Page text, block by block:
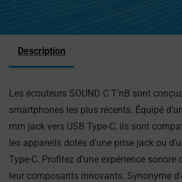
Description
Les écouteurs SOUND C T’nB sont
smartphones les plus récents. Équipé
mm jack vers USB Type-C, ils sont
les appareils dotés d’une prise jack ou
Type-C. Profitez d’une expérience sonore
leur composants innovants. Synonyme